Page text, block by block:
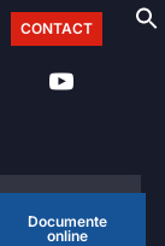
CONTACT
Documente
online